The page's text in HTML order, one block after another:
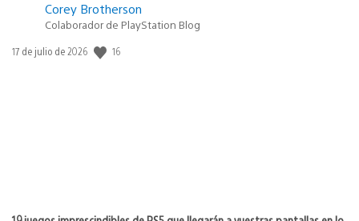
Corey Brotherson
Colaborador de PlayStation Blog
Fecha
17 de julio de 2026 16